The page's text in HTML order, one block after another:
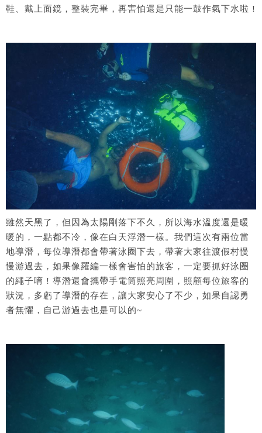
鞋、戴上面鏡，整裝完畢，再害怕還是只能一鼓作氣下水啦 !
雖然天黑了，但因為太陽剛落下不久，所以海水溫度還是暖
暖的，一點都不冷，像在白天浮潛一樣。我們這次有兩位當
地導潛，每位導潛都會帶著泳圈下去，帶著大家往渡假村慢
慢游過去，如果像羅編一樣會害怕的旅客，一定要抓好泳圈
的繩子唷 ! 導潛還會攜帶手電筒照亮周圍，照顧每位旅客的
狀況，多虧了導潛的存在，讓大家安心了不少，如果自認勇
者無懼，自己游過去也是可以的~